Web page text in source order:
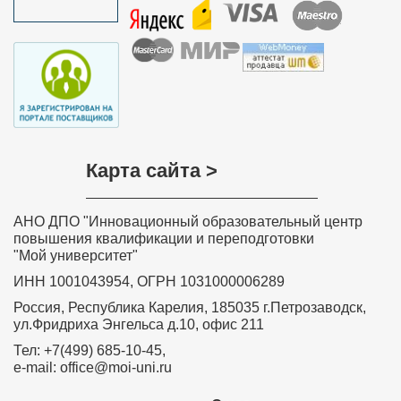
основная общеобразовательная школа”
Краснозерского района Новосибирской
области
Хочу выразить слова благодарности всем, кто
необходимы в повседневной преподавательской
Вашем курсе, будет очень полезна в моей
сказать, что все знания и теоретические навыки,
представленные в этом курсе, будут применяться
мной на практике в полном объеме. Я буду рада
принять участие в новых курсах, которые вы будете
Забелина Ирина Рашитовна,
преподаватель профессиональной
подготовки – профессионального
обучения рабочих и служащих по
программе «Продавец
продовольственных товаров» МКОУ ДО
Карта сайта >
АНО ДПО "Инновационный образовательный центр
повышения квалификации и переподготовки
"Мой университет"
ИНН 1001043954, ОГРН 1031000006289
Россия, Республика Карелия, 185035 г.Петрозаводск,
ул.Фридриха Энгельса д.10, офис 211
Тел: +7(499) 685-10-45,
e-mail: office@moi-uni.ru